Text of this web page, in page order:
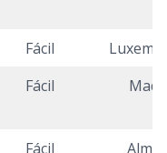
Fácil
Fácil
Fácil